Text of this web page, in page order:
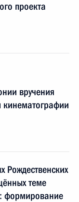
проекта
вручения
Рождественских
теме
формирование